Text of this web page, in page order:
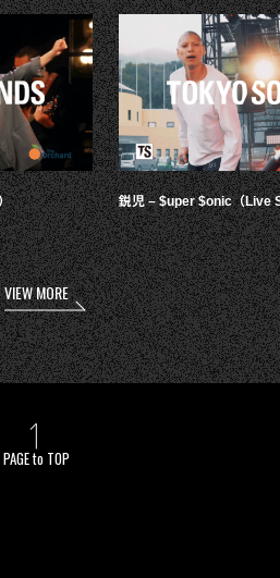
鋭児 – $uper $onic（Live
VIEW MORE
PAGE to TOP